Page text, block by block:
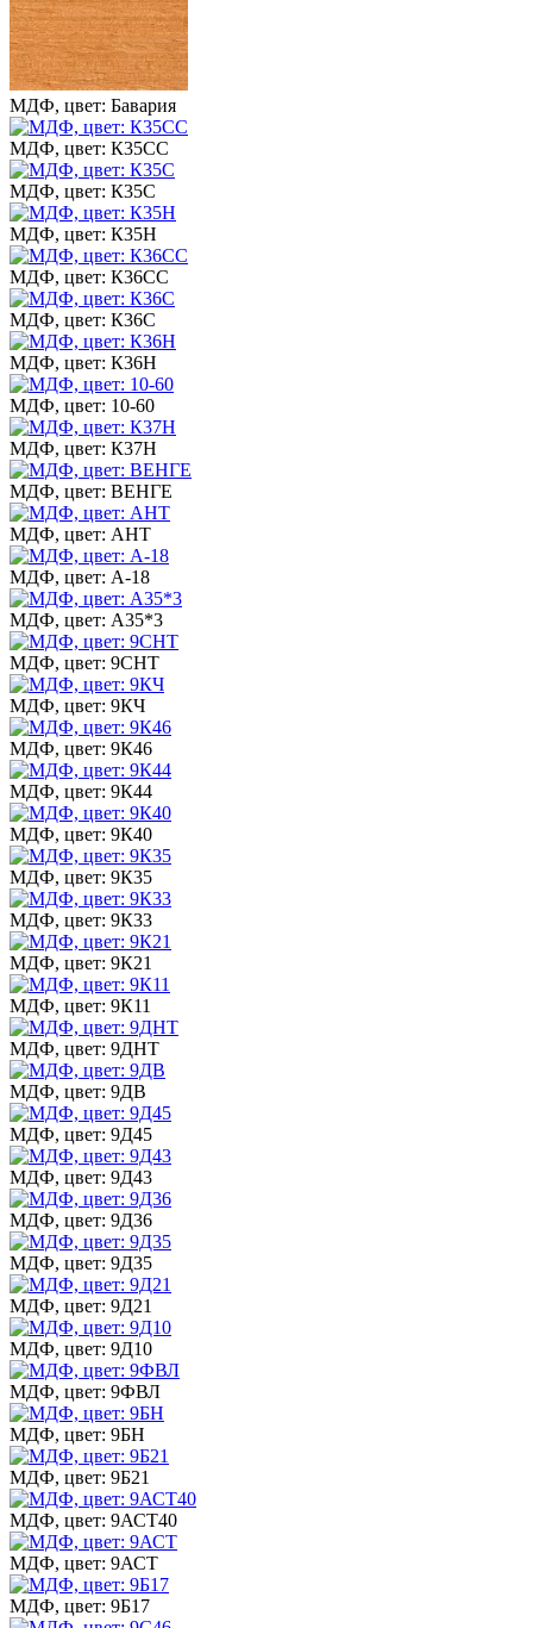
МДФ, цвет: Бавария
МДФ, цвет: К35СС
МДФ, цвет: К35С
МДФ, цвет: К35Н
МДФ, цвет: К36СС
МДФ, цвет: К36С
МДФ, цвет: К36Н
МДФ, цвет: 10-60
МДФ, цвет: К37Н
МДФ, цвет: ВЕНГЕ
МДФ, цвет: АНТ
МДФ, цвет: А-18
МДФ, цвет: А35*3
МДФ, цвет: 9СНТ
МДФ, цвет: 9КЧ
МДФ, цвет: 9К46
МДФ, цвет: 9К44
МДФ, цвет: 9К40
МДФ, цвет: 9К35
МДФ, цвет: 9К33
МДФ, цвет: 9К21
МДФ, цвет: 9К11
МДФ, цвет: 9ДНТ
МДФ, цвет: 9ДВ
МДФ, цвет: 9Д45
МДФ, цвет: 9Д43
МДФ, цвет: 9Д36
МДФ, цвет: 9Д35
МДФ, цвет: 9Д21
МДФ, цвет: 9Д10
МДФ, цвет: 9ФВЛ
МДФ, цвет: 9БН
МДФ, цвет: 9Б21
МДФ, цвет: 9АСТ40
МДФ, цвет: 9АСТ
МДФ, цвет: 9Б17